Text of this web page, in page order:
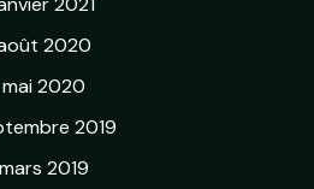
2020
mai 2020
2019
mars 2019